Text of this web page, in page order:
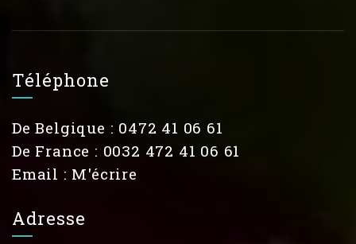
Téléphone
De Belgique : 0472 41 06 61
De France : 0032 472 41 06 61
Email : M'écrire
Adresse